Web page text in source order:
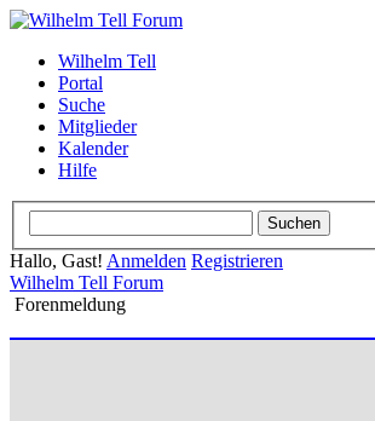
Wilhelm Tell
Portal
Suche
Mitglieder
Kalender
Hilfe
Hallo, Gast! Anmelden Registrieren
Wilhelm Tell Forum
Forenmeldung